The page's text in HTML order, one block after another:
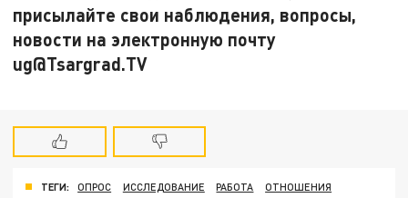
присылайте свои наблюдения, вопросы,
новости на электронную почту
ug@Tsargrad.TV
ТЕГИ: ОПРОС ИССЛЕДОВАНИЕ РАБОТА ОТНОШЕНИЯ